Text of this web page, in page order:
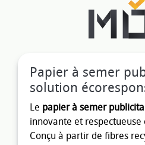
Papier à semer
solution
Le papier à semer
innovante et
Conçu à partir de fibres